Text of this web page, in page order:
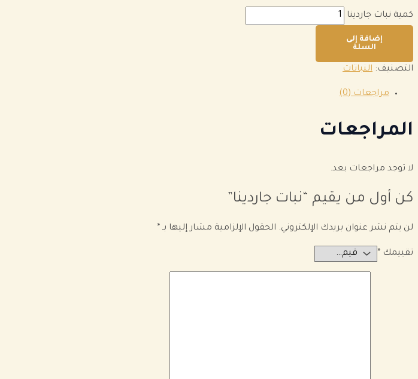
كمية نبات جاردينا
إضافة إلى
السلة
التصنيف: النباتات
مراجعات (0)
المراجعات
لا توجد مراجعات بعد.
كن أول من يقيم “نبات جاردينا”
لن يتم نشر عنوان بريدك الإلكتروني. الحقول الإلزامية مشار إليها بـ *
تقييمك *